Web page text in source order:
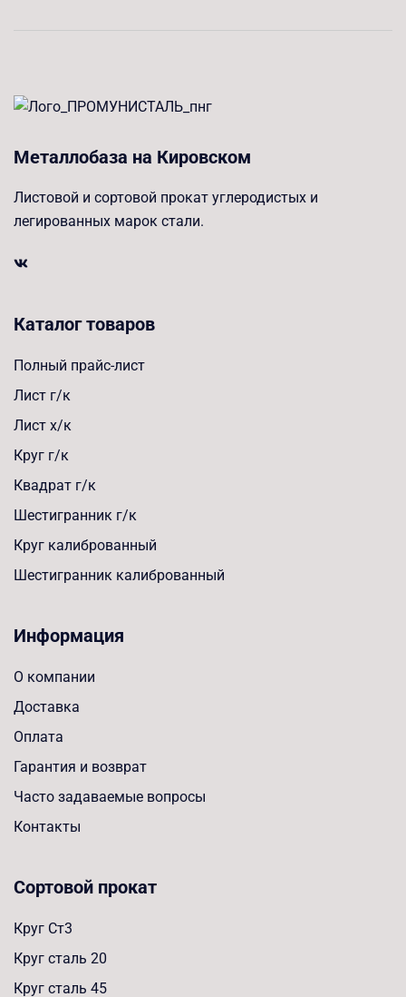
Металлобаза на Кировском
Листовой и сортовой прокат углеродистых и
легированных марок стали.
Каталог товаров
Полный прайс-лист
Лист г/к
Лист х/к
Круг г/к
Квадрат г/к
Шестигранник г/к
Круг калиброванный
Шестигранник калиброванный
Информация
О компании
Доставка
Оплата
Гарантия и возврат
Часто задаваемые вопросы
Контакты
Сортовой прокат
Круг Ст3
Круг сталь 20
Круг сталь 45